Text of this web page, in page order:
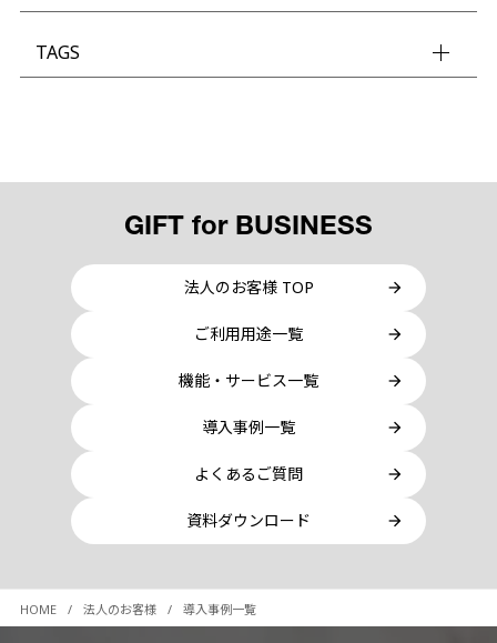
TAGS
GIFT for BUSINESS
法人のお客様 TOP
ご利用用途一覧
機能・サービス一覧
導入事例一覧
よくあるご質問
資料ダウンロード
HOME 法人のお客様 導入事例一覧